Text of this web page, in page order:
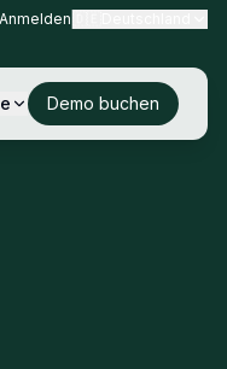
Anmelden
Demo buchen